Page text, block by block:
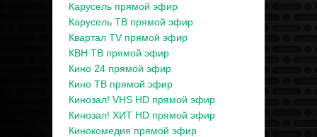
Карусель прямой эфир
Карусель ТВ прямой эфир
Квартал TV прямой эфир
КВН ТВ прямой эфир
Кино 24 прямой эфир
Кино ТВ прямой эфир
Кинозал! VHS HD прямой эфир
Кинозал! ХИТ HD прямой эфир
Кинокомедия прямой эфир